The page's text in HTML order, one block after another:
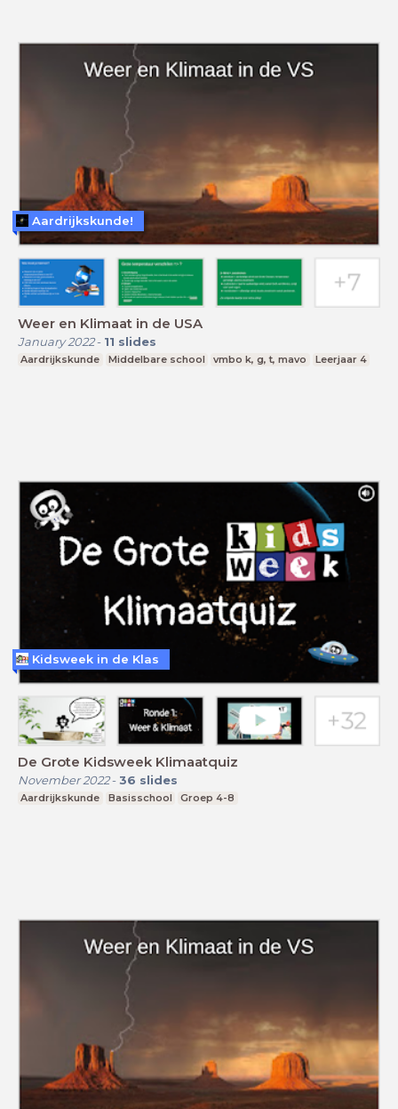
Weer en Klimaat in de USA
January 2022- 11 slides
Aardrijkskunde Middelbare school vmbo k, g, t, mavo Leerjaar 4
Aardrijkskunde!
De Grote Kidsweek Klimaatquiz
November 2022- 36 slides
Aardrijkskunde Basisschool Groep 4-8
Kidsweek in de Klas